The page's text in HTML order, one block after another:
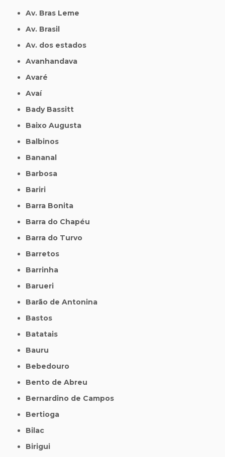
Av. Bras Leme
Av. Brasil
Av. dos estados
Avanhandava
Avaré
Avaí
Bady Bassitt
Baixo Augusta
Balbinos
Bananal
Barbosa
Bariri
Barra Bonita
Barra do Chapéu
Barra do Turvo
Barretos
Barrinha
Barueri
Barão de Antonina
Bastos
Batatais
Bauru
Bebedouro
Bento de Abreu
Bernardino de Campos
Bertioga
Bilac
Birigui